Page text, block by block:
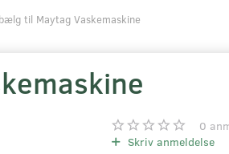
til Maytag Vaskemaskine
0
Skriv anmeldelse